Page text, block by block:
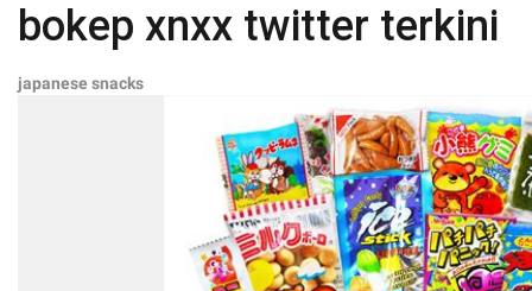
bokep xnxx twitter terkini
japanese snacks